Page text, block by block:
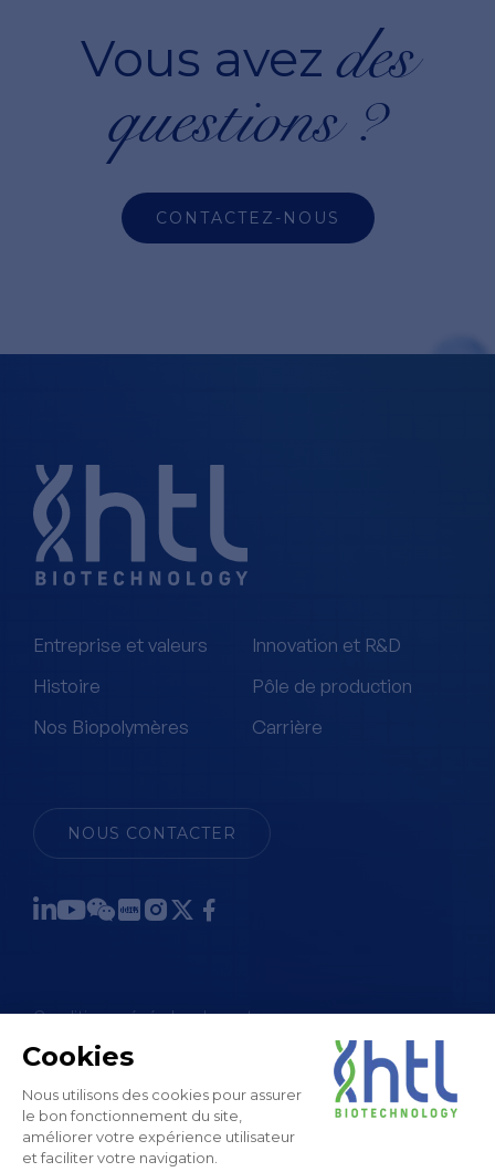
Vous avez des
questions ?
CONTACTEZ-NOUS
Entreprise et valeurs
Histoire
Nos Biopolymères
Innovation et R&D
Pôle de production
Carrière
NOUS CONTACTER
Conditions générales de vente
Mentions légales et CGU
Politique de confidentialité
Politique des cookies